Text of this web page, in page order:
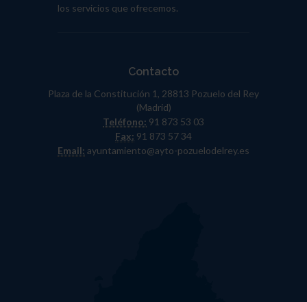
los servicios que ofrecemos.
Contacto
Plaza de la Constitución 1, 28813 Pozuelo del Rey
(Madrid)
Teléfono: 91 873 53 03
Fax: 91 873 57 34
Email: ayuntamiento@ayto-pozuelodelrey.es